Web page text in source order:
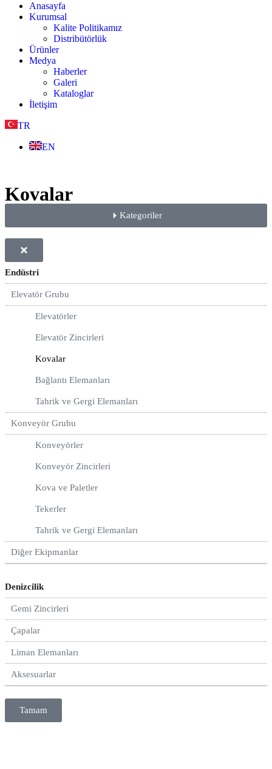
Anasayfa
Kurumsal
Kalite Politikamız
Distribütörlük
Ürünler
Medya
Haberler
Galeri
Kataloglar
İletişim
TR
EN
Kovalar
Kategoriler
Endüstri
Elevatör Grubu
Elevatörler
Elevatör Zincirleri
Kovalar
Bağlantı Elemanları
Tahrik ve Gergi Elemanları
Konveyör Grubu
Konveyörler
Konveyör Zincirleri
Kova ve Paletler
Tekerler
Tahrik ve Gergi Elemanları
Diğer Ekipmanlar
Denizcilik
Gemi Zincirleri
Çapalar
Liman Elemanları
Aksesuarlar
Tamam